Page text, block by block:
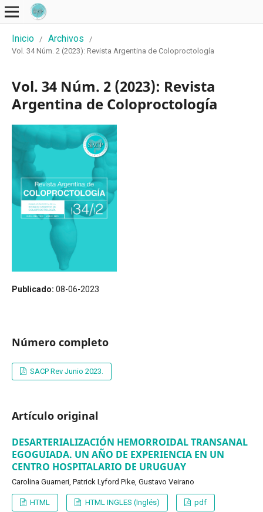
Inicio / Archivos
/
Vol. 34 Núm. 2 (2023): Revista Argentina de Coloproctología
Vol. 34 Núm. 2 (2023): Revista
Argentina de Coloproctología
Publicado: 08-06-2023
Número completo
SACP Rev Junio 2023.
Artículo original
DESARTERIALIZACIÓN HEMORROIDAL TRANSANAL
EGOGUIADA. UN AÑO DE EXPERIENCIA EN UN
CENTRO HOSPITALARIO DE URUGUAY
Carolina Guarneri, Patrick Lyford Pike, Gustavo Veirano
HTML HTML INGLES (Inglés) pdf